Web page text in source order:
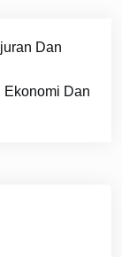
Dan
Ekonomi Dan